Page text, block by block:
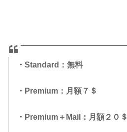
・Standard：無料
・Premium：月額７＄
・Premium＋Mail：月額２０＄